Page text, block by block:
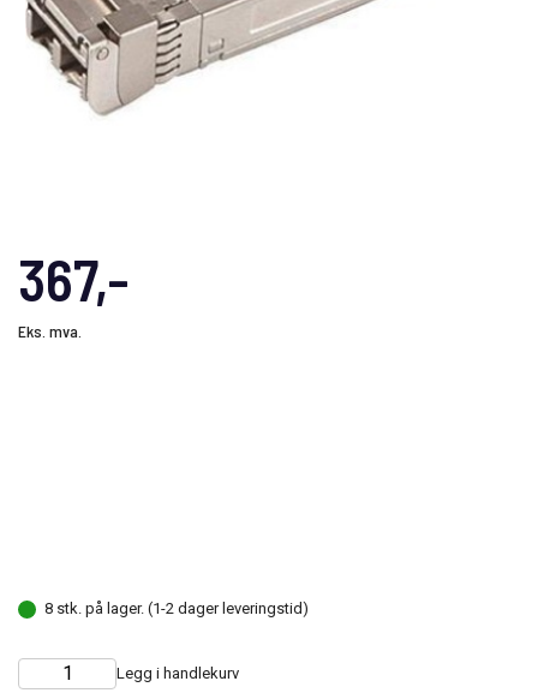
367,-
Eks. mva.
8 stk. på lager. (1-2 dager leveringstid)
Choose
Quantity Legg i handlekurv